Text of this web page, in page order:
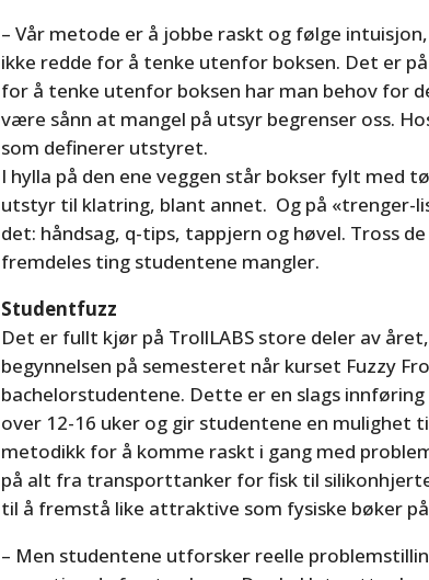
– Vår metode er å jobbe raskt og følge
ikke redde for å tenke utenfor boksen. Det er
for å tenke utenfor boksen har man behov for
være sånn at mangel på utsyr begrenser oss.
som definerer utstyret.
I hylla på den ene veggen står bokser fylt med
utstyr til klatring, blant annet. Og på «trenger-
det: håndsag, q-tips, tappjern og høvel. Tross
fremdeles ting studentene mangler.
Studentfuzz
Det er fullt kjør på TrollLABS store deler av
begynnelsen på semesteret når kurset Fuzzy
bachelorstudentene. Dette er en slags
over 12-16 uker og gir studentene en mulighet
metodikk for å komme raskt i gang med
på alt fra transporttanker for fisk til
til å fremstå like attraktive som fysiske bøker
– Men studentene utforsker reelle